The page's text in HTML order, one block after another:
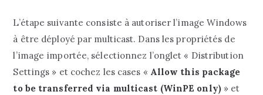
L’étape suivante consiste à autoriser l’image Windows
à être déployé par multicast. Dans les propriétés de
l’image importée, sélectionnez l’onglet « Distribution
Settings » et cochez les cases « Allow this package
to be transferred via multicast (WinPE only)» et